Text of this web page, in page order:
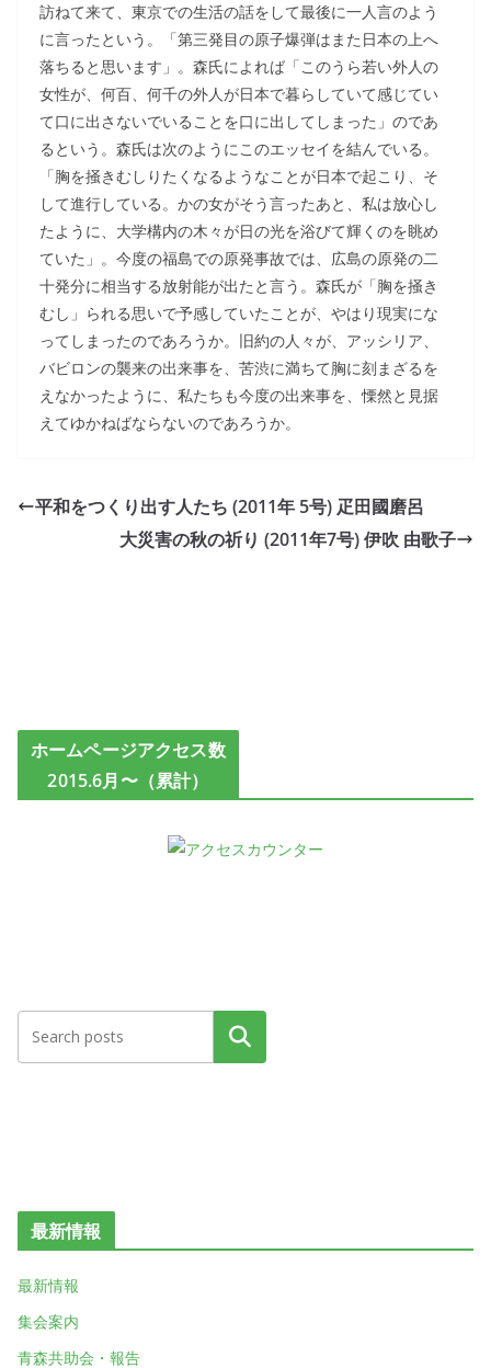
訪ねて来て、東京での生活の話をして最後に一人言のよう
に言ったという。「第三発目の原子爆弾はまた日本の上へ
落ちると思います」。森氏によれば「このうら若い外人の
女性が、何百、何千の外人が日本で暮らしていて感じてい
て口に出さないでいることを口に出してしまった」のであ
るという。森氏は次のようにこのエッセイを結んでいる。
「胸を掻きむしりたくなるようなことが日本で起こり、そ
して進行している。かの女がそう言ったあと、私は放心し
たように、大学構内の木々が日の光を浴びて輝くのを眺め
ていた」。今度の福島での原発事故では、広島の原発の二
十発分に相当する放射能が出たと言う。森氏が「胸を掻き
むし」られる思いで予感していたことが、やはり現実にな
ってしまったのであろうか。旧約の人々が、アッシリア、
バビロンの襲来の出来事を、苦渋に満ちて胸に刻まざるを
えなかったように、私たちも今度の出来事を、慄然と見据
えてゆかねばならないのであろうか。
平和をつくり出す人たち (2011年 5号) 疋田國磨呂
大災害の秋の祈り (2011年7号) 伊吹 由歌子
ホームページアクセス数
2015.6月〜（累計）
検索
最新情報
最新情報
集会案内
青森共助会・報告